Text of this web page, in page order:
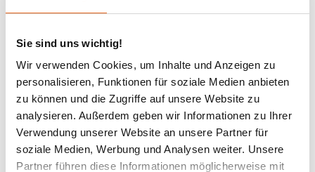
Sie sind uns wichtig!
Wir verwenden Cookies, um Inhalte und Anzeigen zu
personalisieren, Funktionen für soziale Medien anbieten
zu können und die Zugriffe auf unsere Website zu
analysieren. Außerdem geben wir Informationen zu Ihrer
Verwendung unserer Website an unsere Partner für
soziale Medien, Werbung und Analysen weiter. Unsere
Partner führen diese Informationen möglicherweise mit
durch ein Doppelhaus wertvolle Grundstücksfläche
einsparen, denn nur die Außenwände müssen den
gesetzlich vorgeschriebenen Mindestabstand zu
den Nachbargrundstücken von meist zweieinhalb bis
drei Metern einhalten. Der so gewonnene Platz kann
als Wohn- und Nutzfläche im Haus eingeplant oder
für einen größeren Garten verwendet werden. Auf